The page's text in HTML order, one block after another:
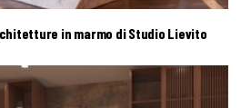
in marmo di Studio Lievito